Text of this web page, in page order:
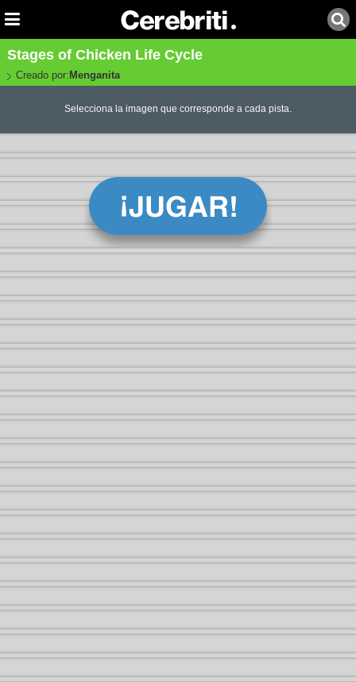
Stages of Chicken Life Cycle
Creado por: Menganita
Selecciona la imagen que corresponde a cada pista.